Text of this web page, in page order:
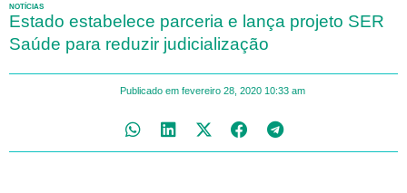
NOTÍCIAS
Estado estabelece parceria e lança projeto SER
Saúde para reduzir judicialização
Publicado em fevereiro 28, 2020 10:33 am